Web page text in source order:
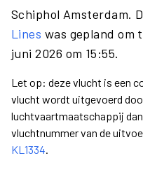
Schiphol Amsterdam.
Lines was gepland om
juni 2026 om 15:55.
Let op: deze vlucht is een
vlucht wordt uitgevoerd
luchtvaartmaatschappij
vluchtnummer van de
KL1334.